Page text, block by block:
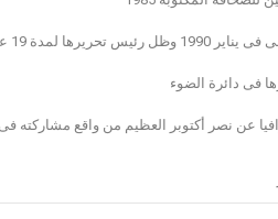
لمدة 19 عام
فى دائرة الضوء
عن نصر أكتوبر العظيم من واقع مشاركته